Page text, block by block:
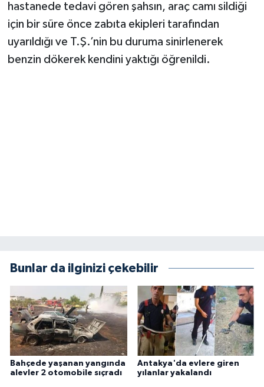
hastanede tedavi gören şahsın, araç camı sildiği
için bir süre önce zabıta ekipleri tarafından
uyarıldığı ve T.Ş.’nin bu duruma sinirlenerek
benzin dökerek kendini yaktığı öğrenildi.
Bunlar da ilginizi çekebilir
Bahçede yaşanan yangında
alevler 2 otomobile sıçradı
Antakya'da evlere giren
yılanlar yakalandı